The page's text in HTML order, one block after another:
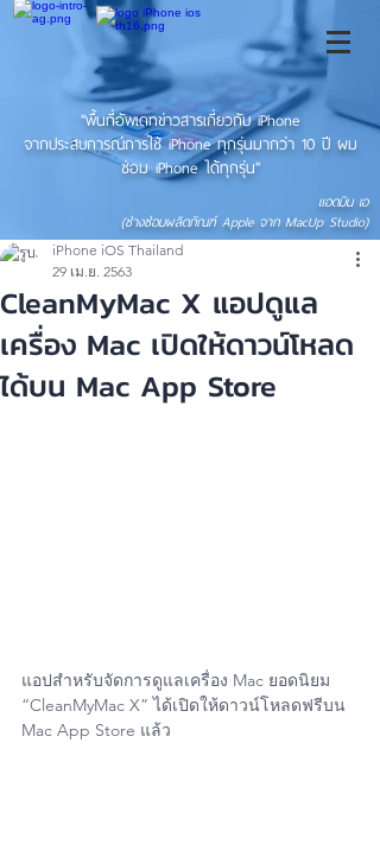
"พื้นที่อัพเดทข่าวสารเกี่ยวกับ iPhone
จากประสบการณ์การใช้ iPhone ทุกรุ่นมากว่า 10 ปี ผม
ซ่อม iPhone ได้ทุกรุ่น"
แอดมิน เอ
(ช่างซ่อมผลิตภัณฑ์ Apple จาก MacUp Studio)
CleanMyMac X แอปดูแล
เครื่อง Mac เปิดให้ดาวน์โหลด
ได้บน Mac App Store
iPhone iOS Thailand
29 เม.ย. 2563
แอปสำหรับจัดการดูแลเครื่อง Mac ยอดนิยม
“CleanMyMac X” ได้เปิดให้ดาวน์โหลดฟรีบน
Mac App Store แล้ว